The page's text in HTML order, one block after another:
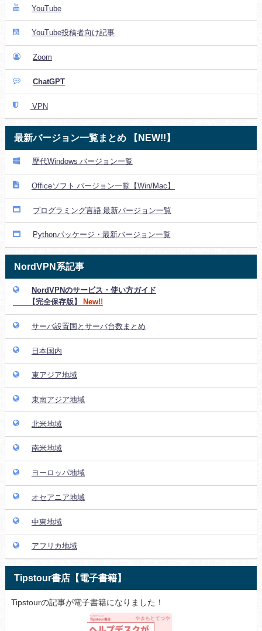
YouTube
YouTube投稿者向け記事
Zoom
ChatGPT
VPN
最新バージョン一覧まとめ 【NEW!!】
歴代Windows バージョン一覧
Officeソフト バージョン一覧【Win/Mac】
プログラミング言語 最新バージョン一覧
Pythonパッケージ・最新バージョン一覧
NordVPN系記事
NordVPNのサービス・使い方ガイド
【完全保存版】
New!!
サーバ設置国とサーバ台数まとめ
日本国内
東アジア地域
東南アジア地域
北米地域
南米地域
ヨーロッパ地域
オセアニア地域
中東地域
アフリカ地域
Tipstour書店【電子書籍】
Tipstourの記事が電子書籍になりました！